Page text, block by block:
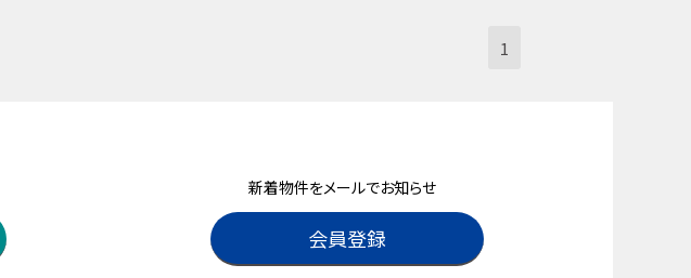
1
新着物件をメールでお知らせ
会員登録